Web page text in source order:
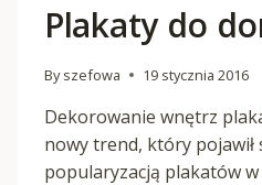
Plakaty do
By szefowa 19 stycznia 2016
Dekorowanie wnętrz
nowy trend, który pojawił
popularyzacją plakatów